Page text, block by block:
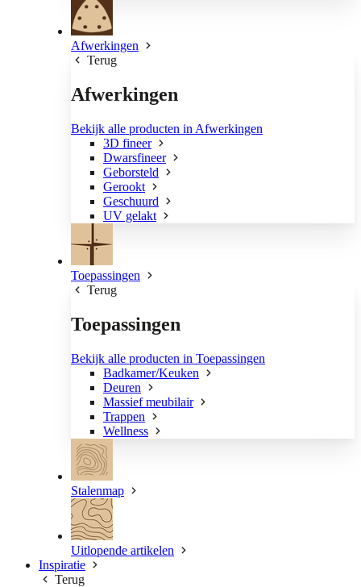
Afwerkingen
Terug
Afwerkingen
Bekijk alle producten in Afwerkingen
3D fineer
Dwarsfineer
Geborsteld
Gerookt
Geschuurd
UV gelakt
Toepassingen
Terug
Toepassingen
Bekijk alle producten in Toepassingen
Badkamer/Keuken
Deuren
Massief meubilair
Trappen
Wellness
Stalenmap
Uitlopende artikelen
Inspiratie
Terug